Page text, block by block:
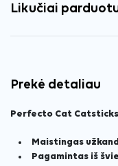
Likučiai
Prekė detaliau
Perfecto Cat Catsticks
Maistingas
Pagamintas iš